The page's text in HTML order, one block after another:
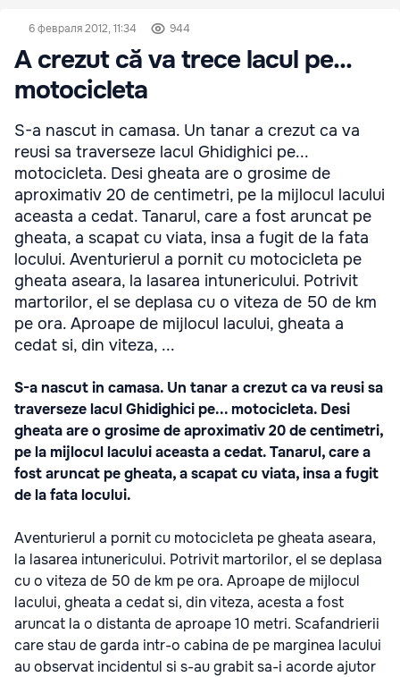
6 февраля 2012, 11:34 944
A crezut că va trece lacul pe...
motocicleta
S-a nascut in camasa. Un tanar a crezut ca va
reusi sa traverseze lacul Ghidighici pe...
motocicleta. Desi gheata are o grosime de
aproximativ 20 de centimetri, pe la mijlocul lacului
aceasta a cedat. Tanarul, care a fost aruncat pe
gheata, a scapat cu viata, insa a fugit de la fata
locului. Aventurierul a pornit cu motocicleta pe
gheata aseara, la lasarea intunericului. Potrivit
martorilor, el se deplasa cu o viteza de 50 de km
pe ora. Aproape de mijlocul lacului, gheata a
cedat si, din viteza, ...
S-a nascut in camasa. Un tanar a crezut ca va reusi sa
traverseze lacul Ghidighici pe... motocicleta. Desi
gheata are o grosime de aproximativ 20 de centimetri,
pe la mijlocul lacului aceasta a cedat. Tanarul, care a
fost aruncat pe gheata, a scapat cu viata, insa a fugit
de la fata locului.
Aventurierul a pornit cu motocicleta pe gheata aseara,
la lasarea intunericului. Potrivit martorilor, el se deplasa
cu o viteza de 50 de km pe ora. Aproape de mijlocul
lacului, gheata a cedat si, din viteza, acesta a fost
aruncat la o distanta de aproape 10 metri. Scafandrierii
care stau de garda intr-o cabina de pe marginea lacului
au observat incidentul si s-au grabit sa-i acorde ajutor